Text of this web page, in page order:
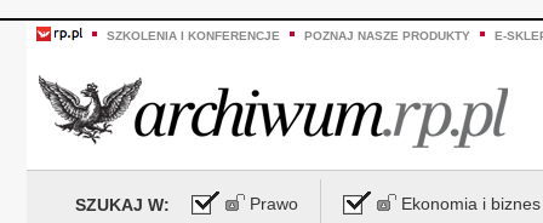
SZKOLENIA I KONFERENCJE POZNAJ NASZE PRODUKTY E-
SZUKAJ W: Prawo Ekonomia i biznes